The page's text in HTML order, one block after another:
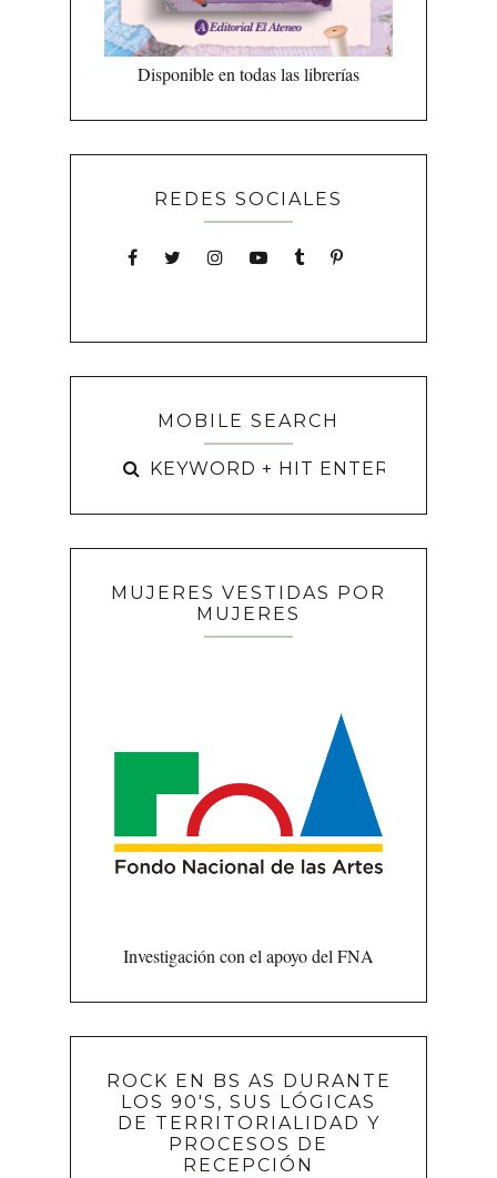
Disponible en todas las librerías
REDES SOCIALES
MOBILE SEARCH
MUJERES VESTIDAS POR
MUJERES
Investigación con el apoyo del FNA
ROCK EN BS AS DURANTE
LOS 90'S, SUS LÓGICAS
DE TERRITORIALIDAD Y
PROCESOS DE
RECEPCIÓN